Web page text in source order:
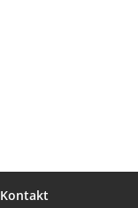
Kontakt